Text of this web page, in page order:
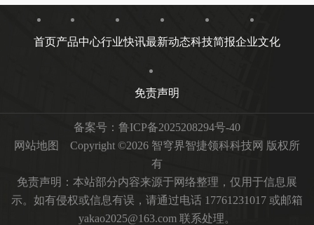
首页产品中心行业快讯最新动态科技简报企业文化
免责声明
备案号： 鲁ICP备2025208294号-40
网站地图
Copyright ©2026 智穹界智捷领科科技网 版权所
有
免责声明：本站部分内容来源于网络整理，仅用于信息展
示。如有侵权或信息有误，请通过电话 17761231017 或邮箱
yakao2025@163.com 联系处理。